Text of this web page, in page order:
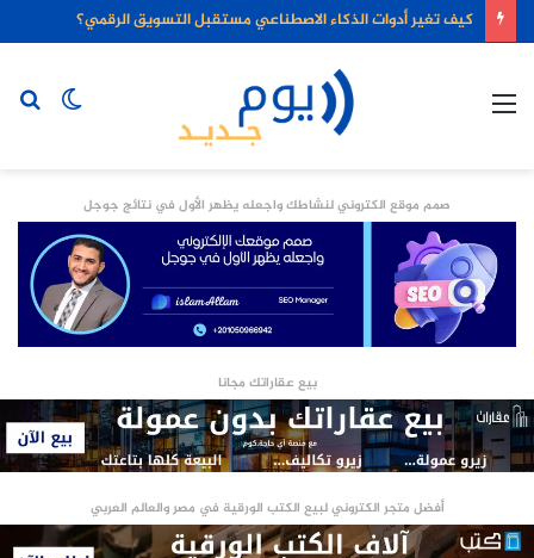
كيف تغير أدوات الذكاء الاصطناعي مستقبل التسويق الرقمي؟
الوضع
صمم موقع الكتروني لنشاطك واجعله يظهر الأول في نتائج جوجل
بيع عقاراتك مجانا
أفضل متجر الكتروني لبيع الكتب الورقية في مصر والعالم العربي